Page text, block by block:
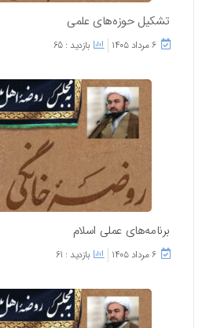
تشکیل حوزه‌های علمی
۶ مرداد ۱۴۰۵ بازدید : 65
برنامه‌های عملی اسلام
۶ مرداد ۱۴۰۵ بازدید : 61